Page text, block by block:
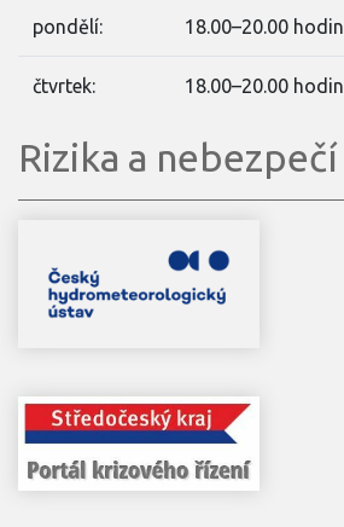
pondělí: 18.00–20.00 hodin
čtvrtek: 18.00–20.00 hodin
Rizika a nebezpečí